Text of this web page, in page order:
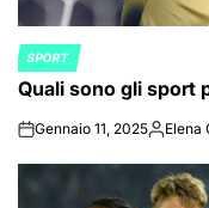
POSTED
IN
SPORT
Quali sono gli sport
onGennaio 11, 2025Posted
Elena